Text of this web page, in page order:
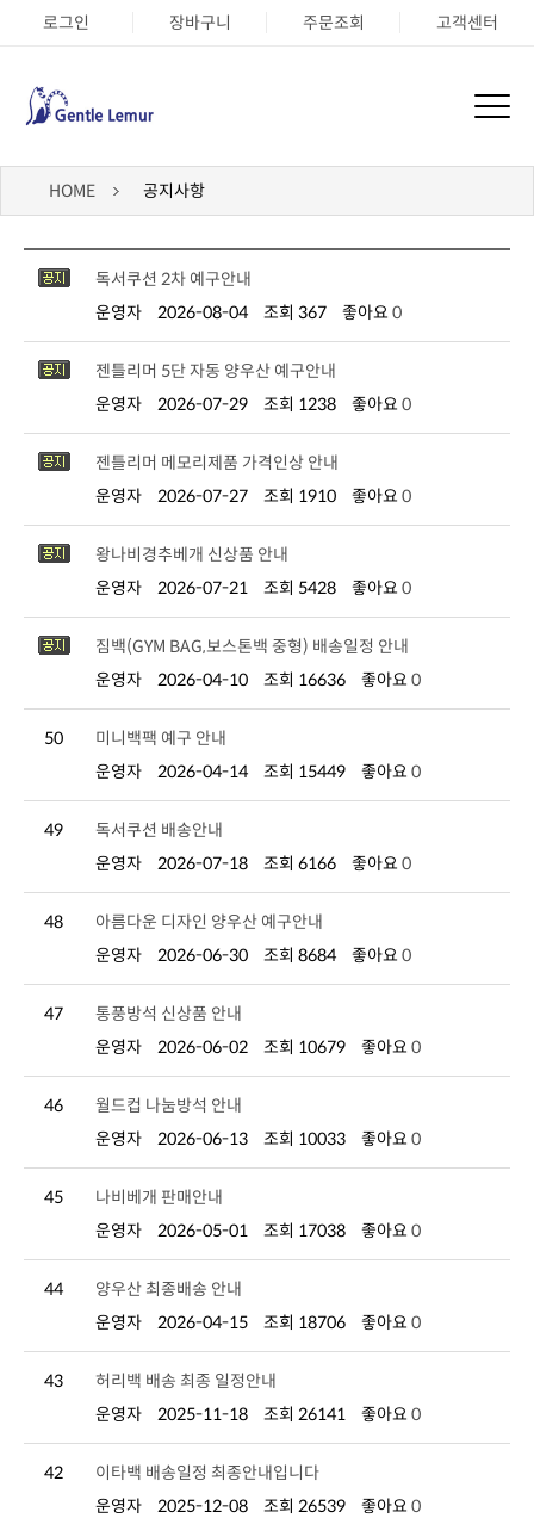
로그인 장바구니 주문조회 고객센터
HOME 공지사항
독서쿠션 2차 예구안내
운영자
2026-08-04 조회 367 좋아요 0
젠틀리머 5단 자동 양우산 예구안내
운영자
2026-07-29 조회 1238 좋아요 0
젠틀리머 메모리제품 가격인상 안내
운영자
2026-07-27 조회 1910 좋아요 0
왕나비경추베개 신상품 안내
운영자
2026-07-21 조회 5428 좋아요 0
짐백(GYM BAG,보스톤백 중형) 배송일정 안내
운영자
2026-04-10 조회 16636 좋아요 0
50
미니백팩 예구 안내
운영자
2026-04-14 조회 15449 좋아요 0
49
독서쿠션 배송안내
운영자
2026-07-18 조회 6166 좋아요 0
48
아름다운 디자인 양우산 예구안내
운영자
2026-06-30 조회 8684 좋아요 0
47
통풍방석 신상품 안내
운영자
2026-06-02 조회 10679 좋아요 0
46
월드컵 나눔방석 안내
운영자
2026-06-13 조회 10033 좋아요 0
45
나비베개 판매안내
운영자
2026-05-01 조회 17038 좋아요 0
44
양우산 최종배송 안내
운영자
2026-04-15 조회 18706 좋아요 0
43
허리백 배송 최종 일정안내
운영자
2025-11-18 조회 26141 좋아요 0
42
이타백 배송일정 최종안내입니다
운영자
2025-12-08 조회 26539 좋아요 0